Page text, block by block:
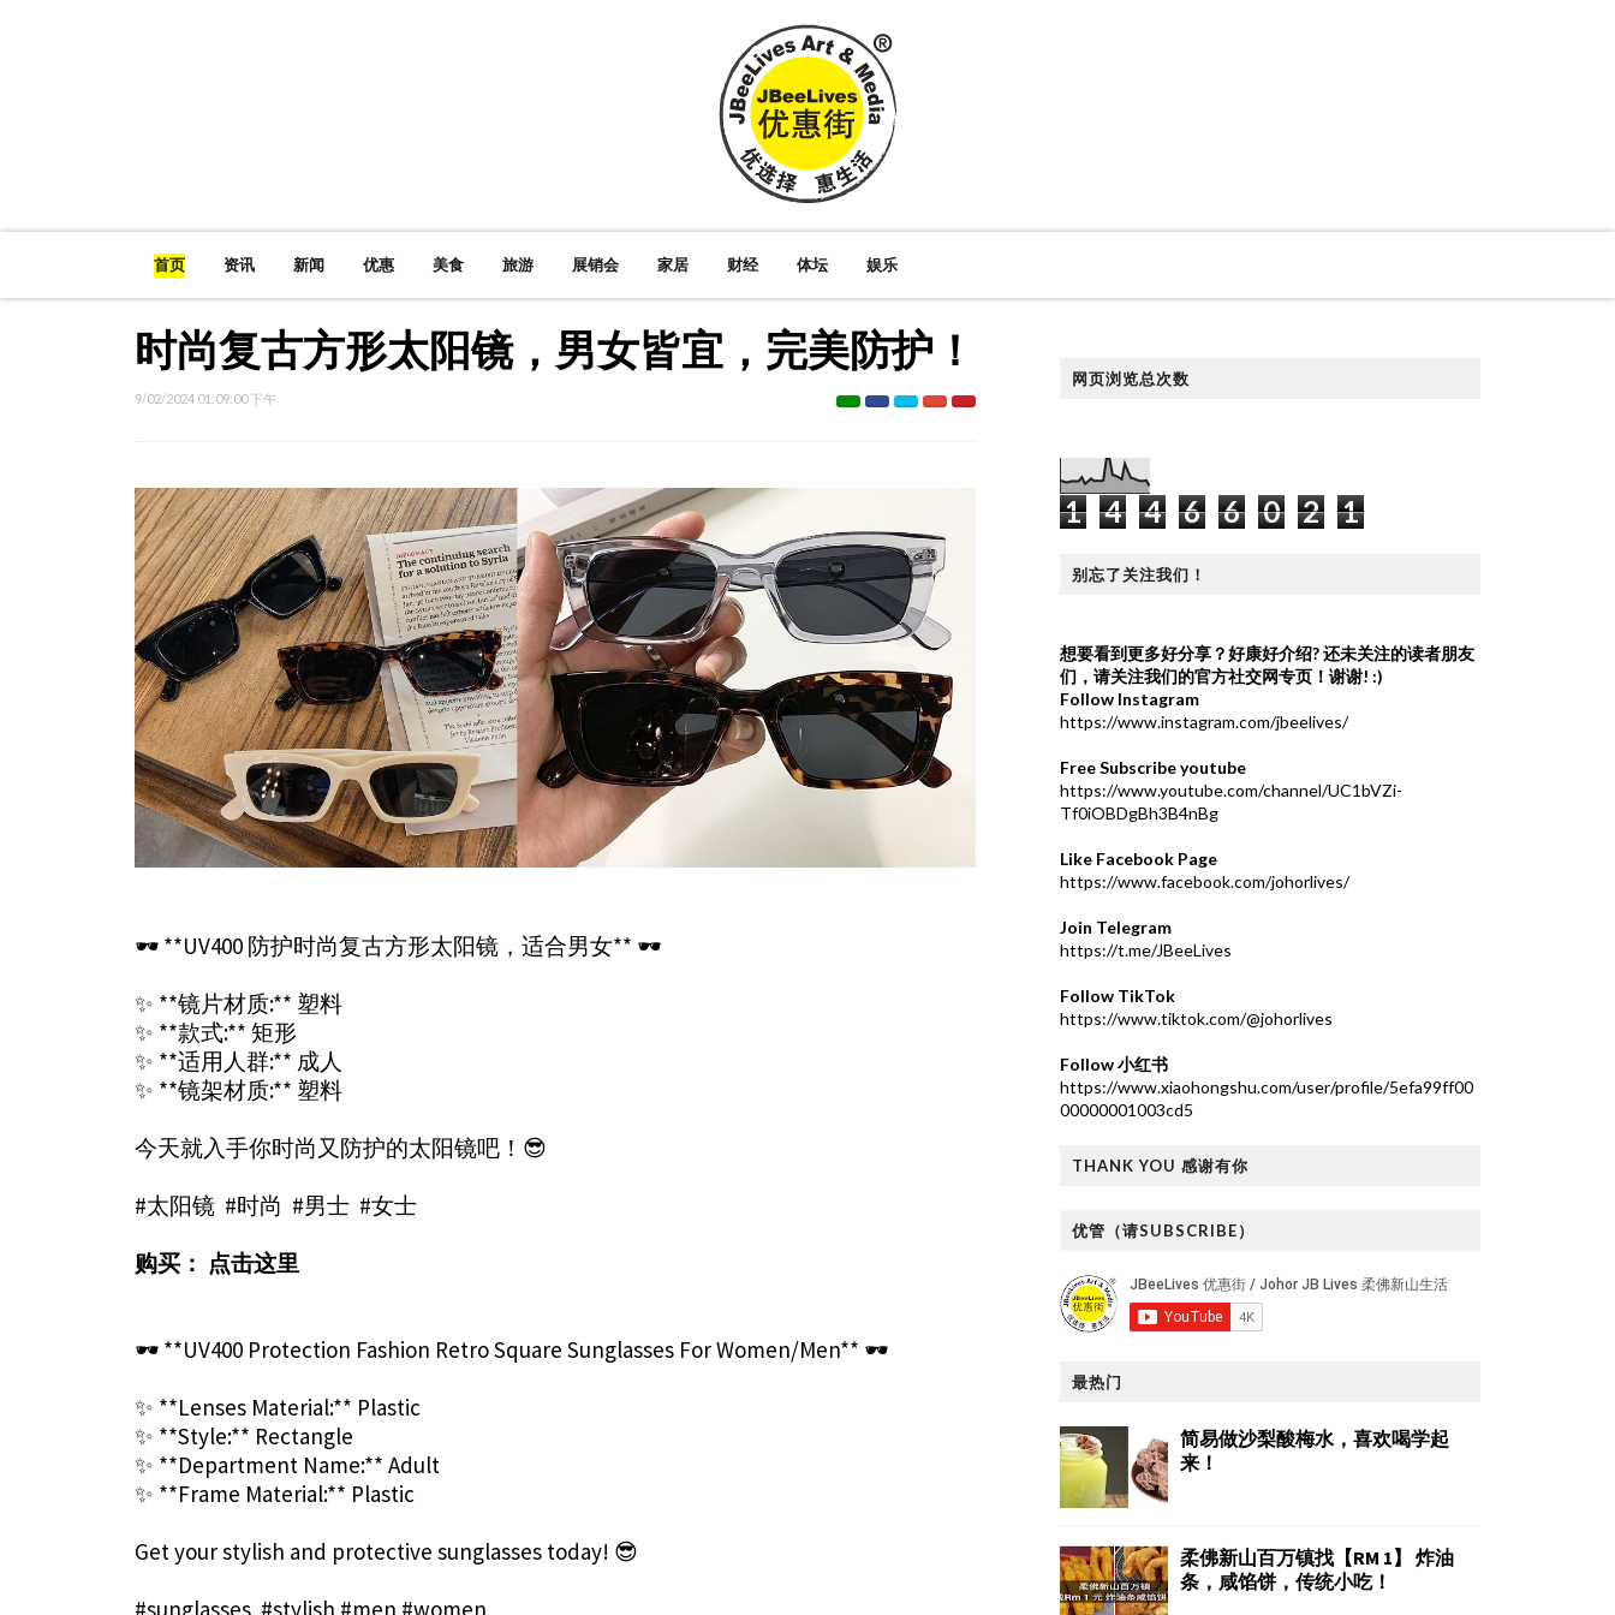
首页 资讯 新闻 优惠 美食 旅游 展销会 家居 财经 体坛 娱乐
时尚复古方形太阳镜，男女皆宜，完美防护！
9/02/2024 01:09:00 下午
🕶️ **UV400 防护时尚复古方形太阳镜，适合男女** 🕶️
✨ **镜片材质:** 塑料
✨ **款式:** 矩形
✨ **适用人群:** 成人
✨ **镜架材质:** 塑料
今天就入手你时尚又防护的太阳镜吧！😎
#太阳镜 #时尚 #男士 #女士
购买： 点击这里
🕶️ **UV400 Protection Fashion Retro Square Sunglasses For Women/Men** 🕶️
✨ **Lenses Material:** Plastic
✨ **Style:** Rectangle
✨ **Department Name:** Adult
✨ **Frame Material:** Plastic
Get your stylish and protective sunglasses today! 😎
#sunglasses #stylish #men #women
网页浏览总次数
1 4 4 6 6 0 2 1
别忘了关注我们！
想要看到更多好分享？好康好介绍?还未关注的读者朋友
们，请关注我们的官方社交网专页！谢谢! :)
Follow Instagram
https://www.instagram.com/jbeelives/
Free Subscribe youtube
https://www.youtube.com/channel/UC1bVZi-
Tf0iOBDgBh3B4nBg
Like Facebook Page
https://www.facebook.com/johorlives/
Join Telegram
https://t.me/JBeeLives
Follow TikTok
https://www.tiktok.com/@johorlives
Follow 小红书
https://www.xiaohongshu.com/user/profile/5efa99ff00
00000001003cd5
THANK YOU 感谢有你
优管（请SUBSCRIBE）
最热门
简易做沙梨酸梅水，喜欢喝学起
来！
柔佛新山百万镇找【RM 1】 炸油
条，咸馅饼，传统小吃！